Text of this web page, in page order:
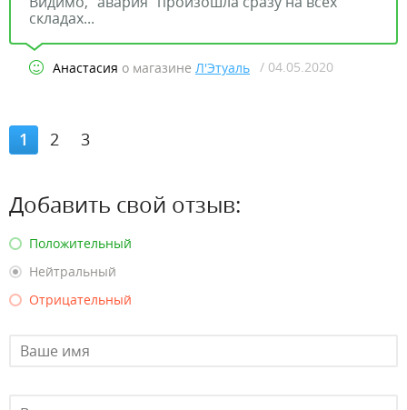
складах...
Анастасия о магазине Л'Этуаль / 04.05.2020
1 2 3
Добавить свой отзыв:
Положительный
Нейтральный
Отрицательный